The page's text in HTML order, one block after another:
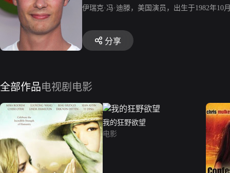
伊瑞克·冯·迪滕，美国演员，出生于1982年
分享
全部作品电视剧 电影
我的狂野欲望
电影